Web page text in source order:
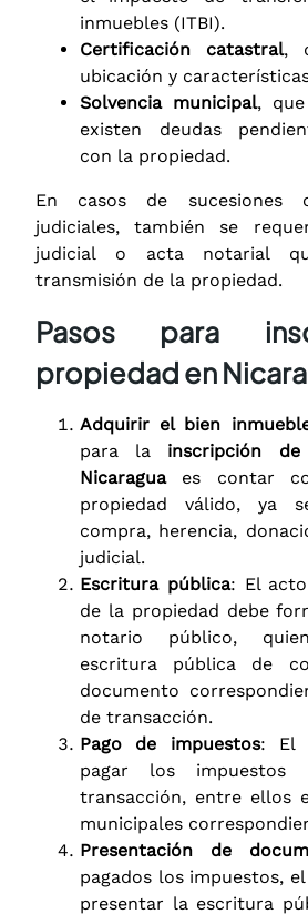
inmuebles (ITBI).
Certificación catastral,
ubicación y
Solvencia municipal,
existen deudas
con la propiedad.
En casos de sucesiones
judiciales, también se
judicial o acta notarial
transmisión de la propiedad.
Pasos para
propiedad en
Adquirir el bien
para la inscripción
Nicaraguaes contar
propiedad válido, ya
compra, herencia,
judicial.
Escritura pública: El
de la propiedad debe
notario público,
escritura pública de
documento
de transacción.
Pago de impuestos: El
pagar los impuestos
transacción, entre ellos
municipales
Presentación de
pagados los impuestos,
presentar la escritura